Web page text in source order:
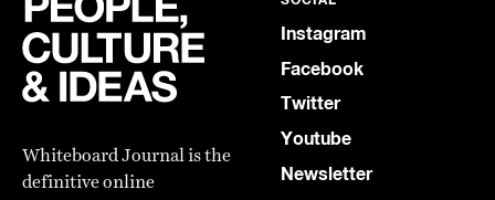
Whiteboard Journal is the
definitive online
Instagram
Facebook
Twitter
Youtube
Newsletter